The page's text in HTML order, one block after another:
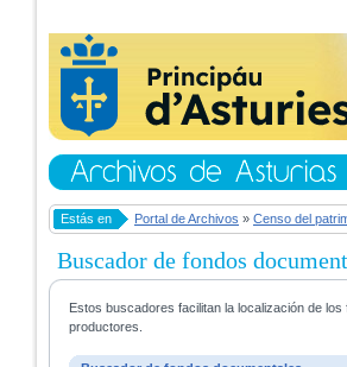
Estás en Portal de Archivos » Censo del
Buscador de fondos
Estos buscadores facilitan la localización de
productores.